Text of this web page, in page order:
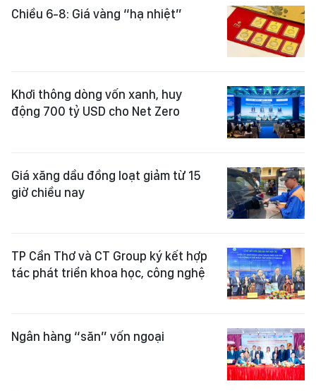
Chiều 6-8: Giá vàng “hạ nhiệt”
Khơi thông dòng vốn xanh, huy
động 700 tỷ USD cho Net Zero
Giá xăng dầu đồng loạt giảm từ 15
giờ chiều nay
TP Cần Thơ và CT Group ký kết hợp
tác phát triển khoa học, công nghệ
Ngân hàng “săn” vốn ngoại